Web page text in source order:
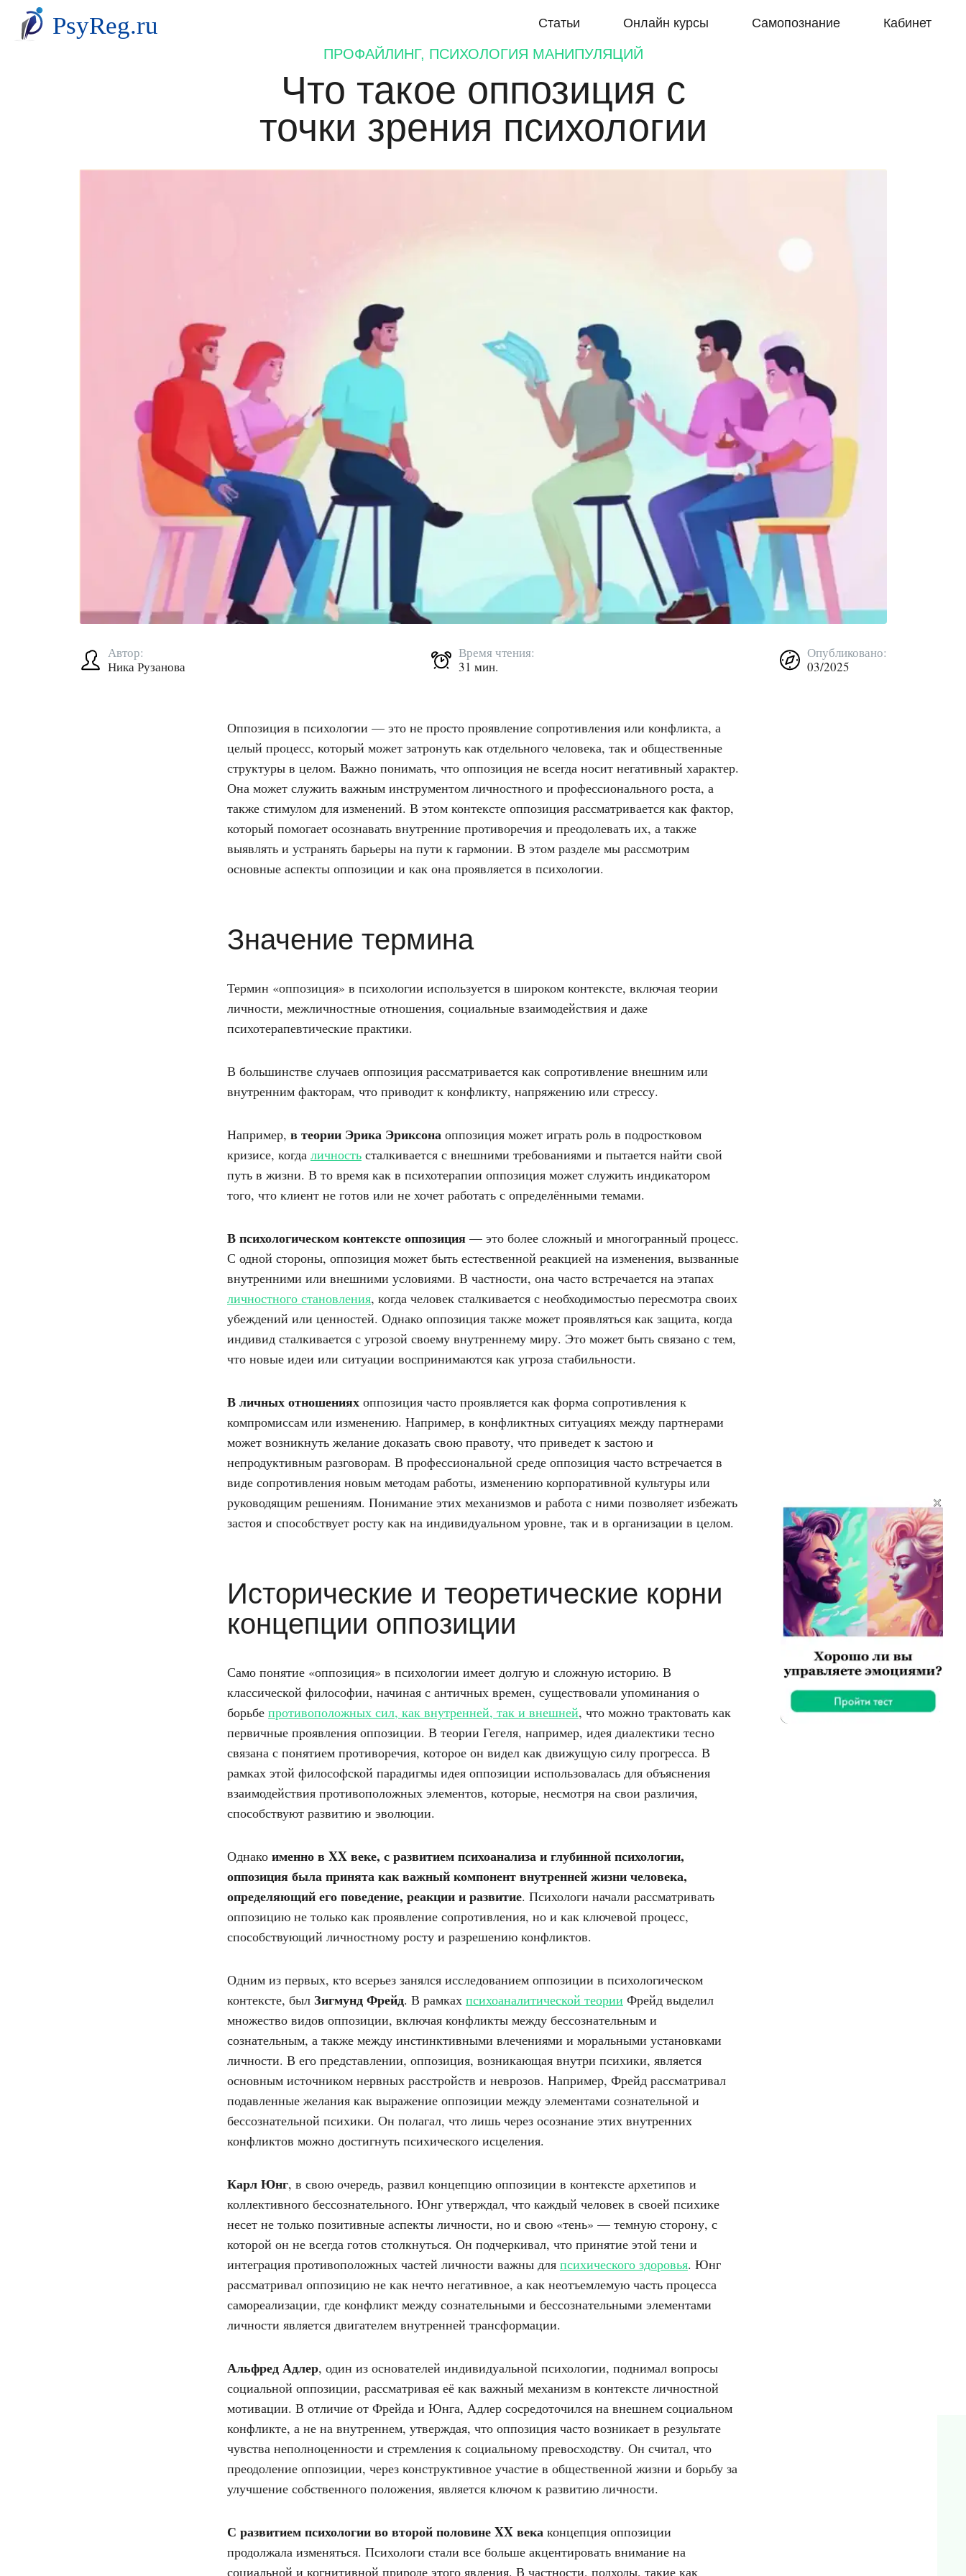
Статьи Онлайн курсы Самопознание Кабинет
ПРОФАЙЛИНГ, ПСИХОЛОГИЯ МАНИПУЛЯЦИЙ
Что такое оппозиция с
точки зрения психологии
Автор:
Ника Рузанова
Время чтения:
31 мин.
Опубликовано:
03/2025
Оппозиция в психологии — это не просто проявление сопротивления или конфликта, а
целый процесс, который может затронуть как отдельного человека, так и общественные
структуры в целом. Важно понимать, что оппозиция не всегда носит негативный характер.
Она может служить важным инструментом личностного и профессионального роста, а
также стимулом для изменений. В этом контексте оппозиция рассматривается как фактор,
который помогает осознавать внутренние противоречия и преодолевать их, а также
выявлять и устранять барьеры на пути к гармонии. В этом разделе мы рассмотрим
основные аспекты оппозиции и как она проявляется в психологии.
Значение термина
Термин «оппозиция» в психологии используется в широком контексте, включая теории
личности, межличностные отношения, социальные взаимодействия и даже
психотерапевтические практики.
В большинстве случаев оппозиция рассматривается как сопротивление внешним или
внутренним факторам, что приводит к конфликту, напряжению или стрессу.
Например, в теории Эрика Эриксона оппозиция может играть роль в подростковом
кризисе, когда личность сталкивается с внешними требованиями и пытается найти свой
путь в жизни. В то время как в психотерапии оппозиция может служить индикатором
того, что клиент не готов или не хочет работать с определёнными темами.
В психологическом контексте оппозиция — это более сложный и многогранный процесс.
С одной стороны, оппозиция может быть естественной реакцией на изменения, вызванные
внутренними или внешними условиями. В частности, она часто встречается на этапах
личностного становления, когда человек сталкивается с необходимостью пересмотра своих
убеждений или ценностей. Однако оппозиция также может проявляться как защита, когда
индивид сталкивается с угрозой своему внутреннему миру. Это может быть связано с тем,
что новые идеи или ситуации воспринимаются как угроза стабильности.
В личных отношениях оппозиция часто проявляется как форма сопротивления к
компромиссам или изменению. Например, в конфликтных ситуациях между партнерами
может возникнуть желание доказать свою правоту, что приведет к застою и
непродуктивным разговорам. В профессиональной среде оппозиция часто встречается в
виде сопротивления новым методам работы, изменению корпоративной культуры или
руководящим решениям. Понимание этих механизмов и работа с ними позволяет избежать
застоя и способствует росту как на индивидуальном уровне, так и в организации в целом.
Исторические и теоретические корни
концепции оппозиции
Само понятие «оппозиция» в психологии имеет долгую и сложную историю. В
классической философии, начиная с античных времен, существовали упоминания о
борьбе противоположных сил, как внутренней, так и внешней, что можно трактовать как
первичные проявления оппозиции. В теории Гегеля, например, идея диалектики тесно
связана с понятием противоречия, которое он видел как движущую силу прогресса. В
рамках этой философской парадигмы идея оппозиции использовалась для объяснения
взаимодействия противоположных элементов, которые, несмотря на свои различия,
способствуют развитию и эволюции.
Однако именно в XX веке, с развитием психоанализа и глубинной психологии,
оппозиция была принята как важный компонент внутренней жизни человека,
определяющий его поведение, реакции и развитие. Психологи начали рассматривать
оппозицию не только как проявление сопротивления, но и как ключевой процесс,
способствующий личностному росту и разрешению конфликтов.
Одним из первых, кто всерьез занялся исследованием оппозиции в психологическом
контексте, был Зигмунд Фрейд. В рамках психоаналитической теории Фрейд выделил
множество видов оппозиции, включая конфликты между бессознательным и
сознательным, а также между инстинктивными влечениями и моральными установками
личности. В его представлении, оппозиция, возникающая внутри психики, является
основным источником нервных расстройств и неврозов. Например, Фрейд рассматривал
подавленные желания как выражение оппозиции между элементами сознательной и
бессознательной психики. Он полагал, что лишь через осознание этих внутренних
конфликтов можно достигнуть психического исцеления.
Карл Юнг, в свою очередь, развил концепцию оппозиции в контексте архетипов и
коллективного бессознательного. Юнг утверждал, что каждый человек в своей психике
несет не только позитивные аспекты личности, но и свою «тень» — темную сторону, с
которой он не всегда готов столкнуться. Он подчеркивал, что принятие этой тени и
интеграция противоположных частей личности важны для психического здоровья. Юнг
рассматривал оппозицию не как нечто негативное, а как неотъемлемую часть процесса
самореализации, где конфликт между сознательными и бессознательными элементами
личности является двигателем внутренней трансформации.
Альфред Адлер, один из основателей индивидуальной психологии, поднимал вопросы
социальной оппозиции, рассматривая её как важный механизм в контексте личностной
мотивации. В отличие от Фрейда и Юнга, Адлер сосредоточился на внешнем социальном
конфликте, а не на внутреннем, утверждая, что оппозиция часто возникает в результате
чувства неполноценности и стремления к социальному превосходству. Он считал, что
преодоление оппозиции, через конструктивное участие в общественной жизни и борьбу за
улучшение собственного положения, является ключом к развитию личности.
С развитием психологии во второй половине XX века концепция оппозиции
продолжала изменяться. Психологи стали все больше акцентировать внимание на
социальной и когнитивной природе этого явления. В частности, подходы, такие как
×